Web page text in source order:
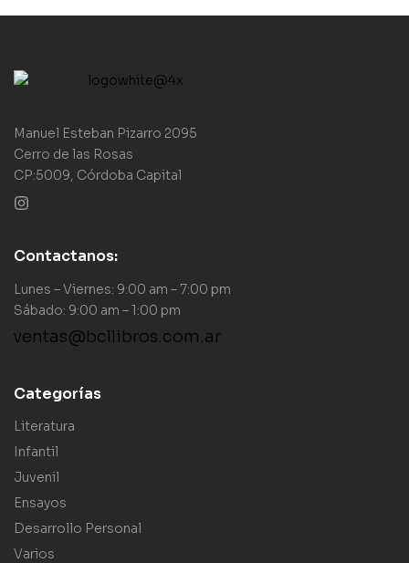
Manuel Esteban Pizarro 2095
Cerro de las Rosas
CP:5009, Córdoba Capital
Contactanos:
Lunes – Viernes: 9:00 am – 7:00 pm
Sábado: 9:00 am – 1:00 pm
ventas@bcllibros.com.ar
Categorías
Literatura
Infantil
Juvenil
Ensayos
Desarrollo Personal
Varios